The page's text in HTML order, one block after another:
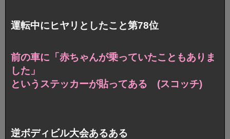
運転中にヒヤリとしたこと第78位
前の車に「赤ちゃんが乗っていたこともありま
した」
というステッカーが貼ってある (スコッチ)
逆ボディビル大会あるある